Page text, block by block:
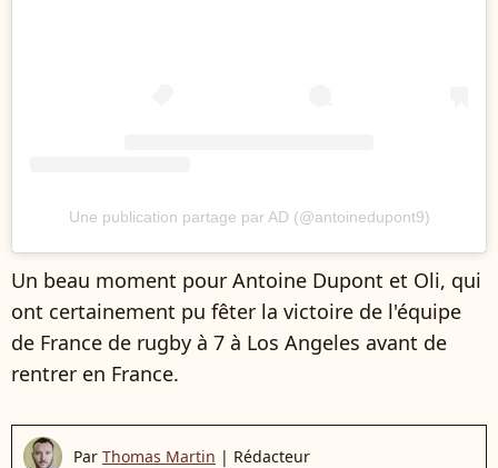
Une publication partage par AD (@antoinedupont9)
Un beau moment pour Antoine Dupont et Oli, qui
ont certainement pu fêter la victoire de l'équipe
de France de rugby à 7 à Los Angeles avant de
rentrer en France.
Par Thomas Martin | Rédacteur